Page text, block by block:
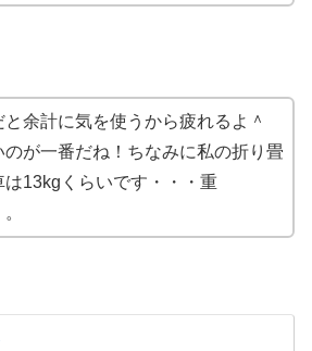
と余計に気を使うから疲れるよ＾
のが一番だね！ちなみに私の折り畳
は13kgくらいです・・・重